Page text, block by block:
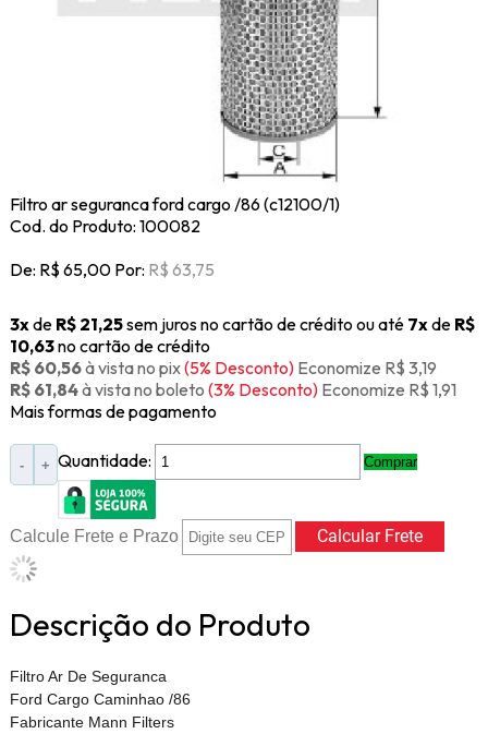
Filtro ar seguranca ford cargo /86 (c12100/1)
Cod. do Produto: 100082
De: R$ 65,00 Por: R$ 63,75
3xde R$ 21,25sem juros no cartão de crédito ou até 7xde R$
10,63no cartão de crédito
R$ 60,56à vista no pix(5% Desconto) Economize R$ 3,19
R$ 61,84à vista no boleto (3% Desconto) Economize R$ 1,91
Mais formas de pagamento
Quantidade:
- + Comprar
Calcule Frete e Prazo
Descrição do Produto
Filtro Ar De Seguranca
Ford Cargo Caminhao /86
Fabricante Mann Filters